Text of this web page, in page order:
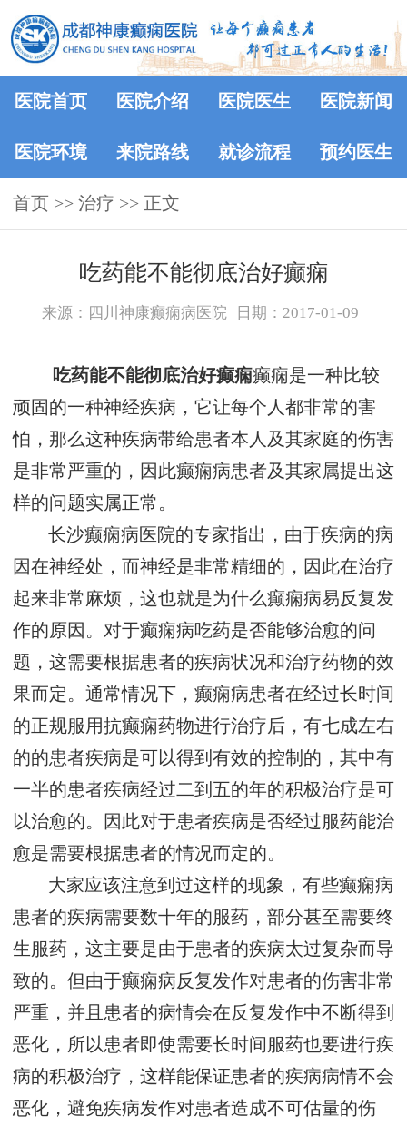
医院首页 医院介绍 医院医生 医院新闻
医院环境 来院路线 就诊流程 预约医生
首页 >> 治疗 >> 正文
吃药能不能彻底治好癫痫
来源：四川神康癫痫病医院 日期：2017-01-09
吃药能不能彻底治好癫痫癫痫是一种比较
顽固的一种神经疾病，它让每个人都非常的害
怕，那么这种疾病带给患者本人及其家庭的伤害
是非常严重的，因此癫痫病患者及其家属提出这
样的问题实属正常。
长沙癫痫病医院的专家指出，由于疾病的病
因在神经处，而神经是非常精细的，因此在治疗
起来非常麻烦，这也就是为什么癫痫病易反复发
作的原因。对于癫痫病吃药是否能够治愈的问
题，这需要根据患者的疾病状况和治疗药物的效
果而定。通常情况下，癫痫病患者在经过长时间
的正规服用抗癫痫药物进行治疗后，有七成左右
的的患者疾病是可以得到有效的控制的，其中有
一半的患者疾病经过二到五的年的积极治疗是可
以治愈的。因此对于患者疾病是否经过服药能治
愈是需要根据患者的情况而定的。
大家应该注意到过这样的现象，有些癫痫病
患者的疾病需要数十年的服药，部分甚至需要终
生服药，这主要是由于患者的疾病太过复杂而导
致的。但由于癫痫病反复发作对患者的伤害非常
严重，并且患者的病情会在反复发作中不断得到
恶化，所以患者即使需要长时间服药也要进行疾
病的积极治疗，这样能保证患者的疾病病情不会
恶化，避免疾病发作对患者造成不可估量的伤